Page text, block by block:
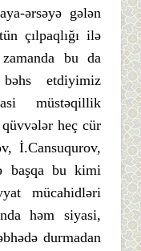
ərsəyə gələn
çılpaqlığı ilə
bu da
etdiyimiz
müstəqillik
qüvvələr heç cür
İ.Cansuqurov,
başqa bu kimi
mücahidləri
həm siyasi,
durmadan